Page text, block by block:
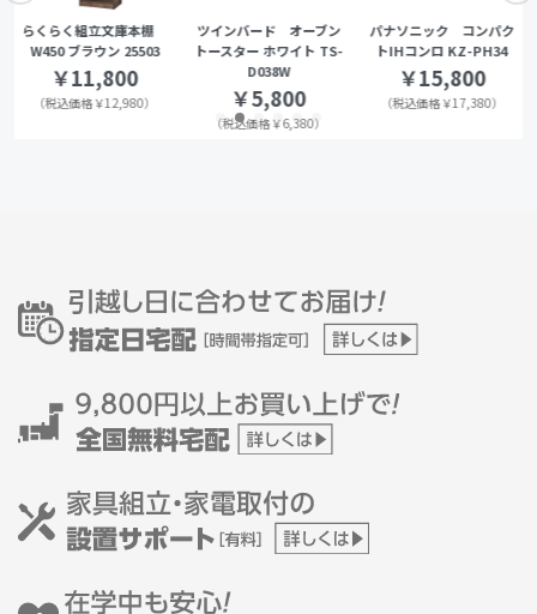
らくらく組立文庫本棚
W450 ブラウン 25503
￥11,800
（税込価格￥12,980）
ツインバード オーブン
トースター ホワイト TS-
D038W
￥5,800
（税込価格￥6,380）
パナソニック コンパク
トIHコンロ KZ-PH34
￥15,800
（税込価格￥17,380）